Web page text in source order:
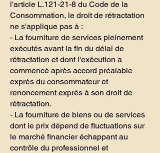
l'article L.121-21-8 du Code de la
Consommation, le droit de rétractation
ne s'applique pas à :
- La fourniture de services pleinement
exécutés avant la fin du délai de
rétractation et dont l'exécution a
commencé après accord préalable
exprès du consommateur et
renoncement exprès à son droit de
rétractation.
- La fourniture de biens ou de services
dont le prix dépend de fluctuations sur
le marché financier échappant au
contrôle du professionnel et